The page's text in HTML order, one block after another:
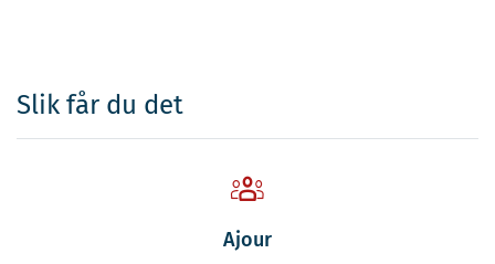
Slik får du det
Ajour